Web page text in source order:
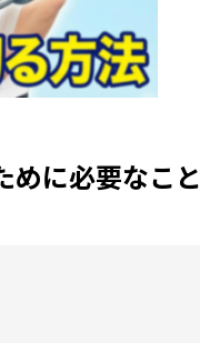
めに必要なこと